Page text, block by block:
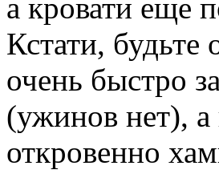
а кровати еще
Кстати,
очень быстро
(ужинов нет), а
откровенно